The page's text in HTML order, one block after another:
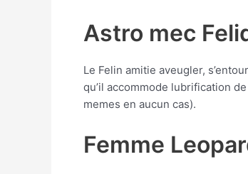
Astro mec
Le Felin amitie aveugler,
qu’il accommode lubrification
memes en aucun cas).
Femme